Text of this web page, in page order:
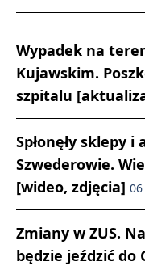
Wypadek na
Kujawskim.
szpitalu
Spłonęły sklepy
Szwederowie.
[wideo, zdjęcia]
Zmiany w ZUS.
będzie jeździć do